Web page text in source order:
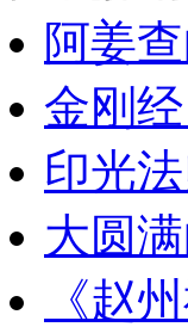
阿姜
金刚
印光
大圆
《赵